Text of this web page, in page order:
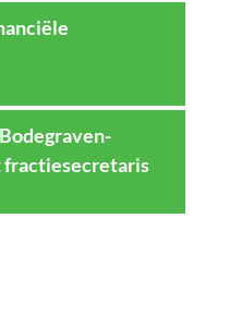
fractiesecretaris